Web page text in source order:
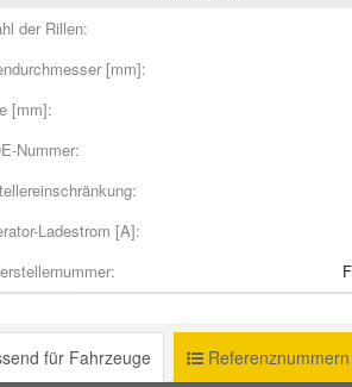
der Rillen:
[mm]:
[mm]:
Nummer:
Ladestrom [A]:
für Fahrzeuge Referenznummern